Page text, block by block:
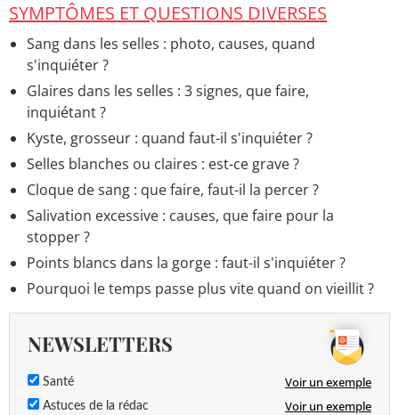
Symptômes Covid : en ce moment, fièvre, durée, que
faire ?
> Accueil - Maladie Covid-19
Boutons de chaleur photos
et de l'enfant
SYMPTÔMES ET QUESTIONS DIVERSES
Sang dans les selles : photo, causes, quand
s'inquiéter ?
Glaires dans les selles : 3 signes, que faire,
inquiétant ?
Kyste, grosseur : quand faut-il s'inquiéter ?
Selles blanches ou claires : est-ce grave ?
Cloque de sang : que faire, faut-il la percer ?
Salivation excessive : causes, que faire pour la
stopper ?
Points blancs dans la gorge : faut-il s'inquiéter ?
Pourquoi le temps passe plus vite quand on vieillit ?
NEWSLETTERS
Santé Voir un exemple
Astuces de la rédac Voir un exemple